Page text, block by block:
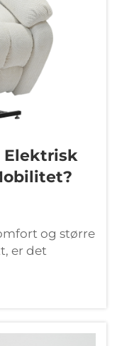
Elektrisk
og større
er det
elektrisk
fordeler. I